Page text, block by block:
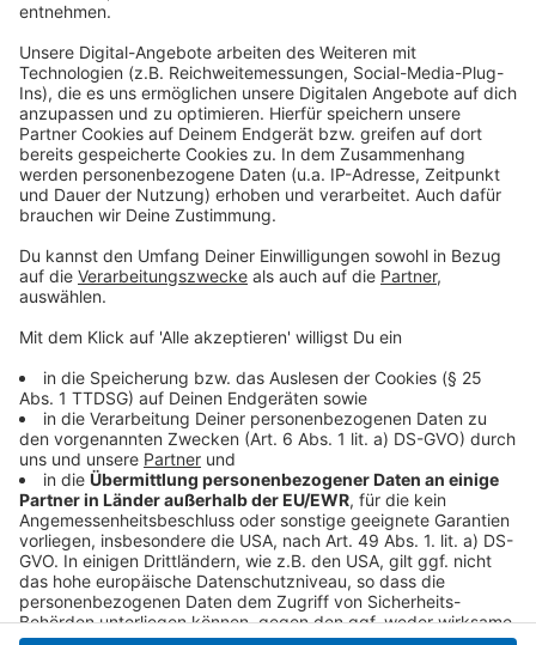
Unfallaufnahme dauert bis in den Abend
Anzeige
Ein spezielles Unfallaufnahmeteam rückte am Abend
an, um Spuren zu sichern und den Unfallhergang
detailliert zu dokumentieren. Wie es genau zu dem
Ermittlungen, so die Berichte.
Anzeige
Anzeige